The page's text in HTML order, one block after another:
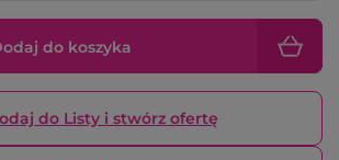
do koszyka
do Listy i stwórz ofertę